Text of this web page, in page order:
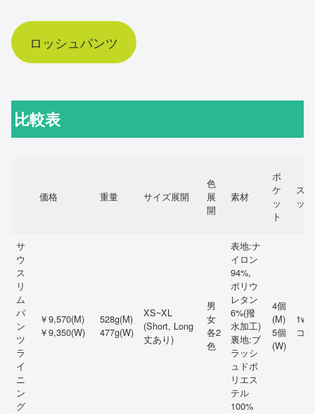
ロッシュパンツ
比較表
価格 重量 サイズ展開
色
展
開
素材
ポ
ケ
ッ
ト
ス
ッチ
サ
ウ
ス
リ
ム
パ
ン
ツ
ラ
イ
ニ
ン
グ
￥9,570(M)
￥9,350(W)
528g(M)
477g(W)
XS~XL
(Short, Long
丈あり)
男
女
各2
色
表地:ナ
イロン
94%,
ポリウ
レタン
6%(撥
水加工)
裏地:ブ
ラッシ
ュドポ
リエス
テル
100%
4個
(M)
5個
(W)
コ